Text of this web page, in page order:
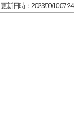
更新日時：2023/09/10 07:24